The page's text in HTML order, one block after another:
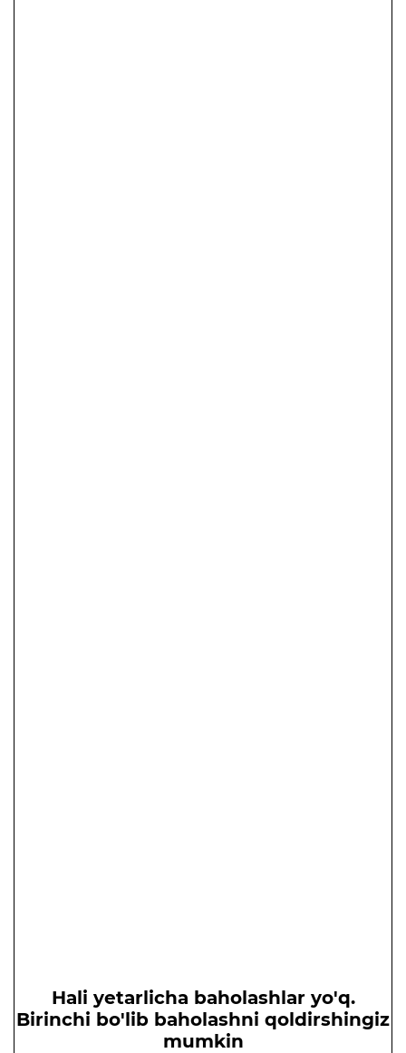
Hali yetarlicha baholashlar yo'q.
Birinchi bo'lib baholashni qoldirshingiz
mumkin